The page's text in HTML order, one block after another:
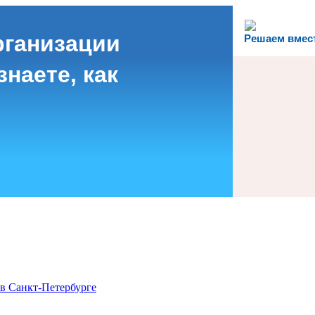
Решаем
как
Санкт-Петербурге